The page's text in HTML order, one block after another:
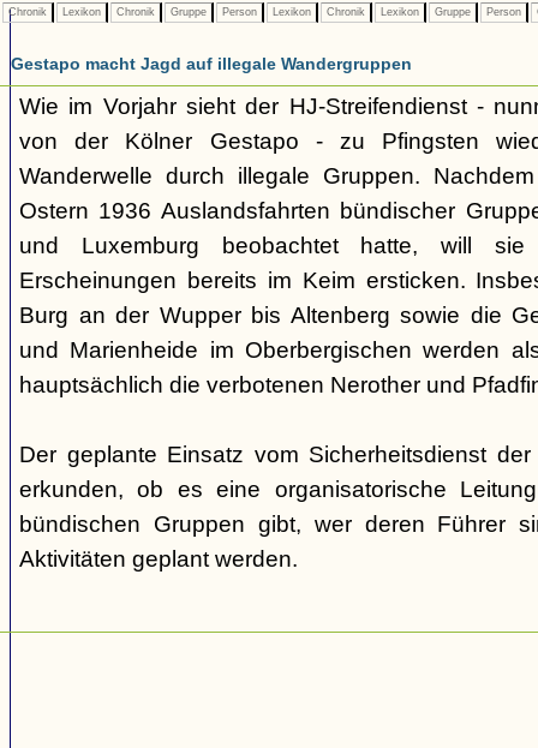
Chronik Lexikon Chronik Gruppe Person Lexikon Chronik Lexikon Gruppe Person
Gestapo macht Jagd auf illegale Wandergruppen
Wie im Vorjahr sieht der HJ-Streifendienst -
von der Kölner Gestapo - zu Pfingsten
Wanderwelle durch illegale Gruppen.
Ostern 1936 Auslandsfahrten bündischer
und Luxemburg beobachtet hatte, will
Erscheinungen bereits im Keim ersticken.
Burg an der Wupper bis Altenberg sowie die
und Marienheide im Oberbergischen werden
hauptsächlich die verbotenen Nerother und
Der geplante Einsatz vom Sicherheitsdienst
erkunden, ob es eine organisatorische
bündischen Gruppen gibt, wer deren Führer
Aktivitäten geplant werden.